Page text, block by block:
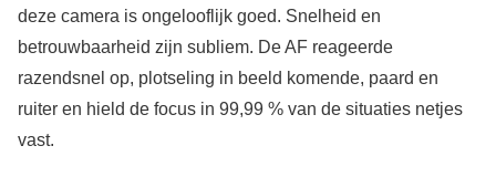
deze camera is ongelooflijk goed. Snelheid en
betrouwbaarheid zijn subliem. De AF reageerde
razendsnel op, plotseling in beeld komende, paard en
ruiter en hield de focus in 99,99 % van de situaties netjes
vast.